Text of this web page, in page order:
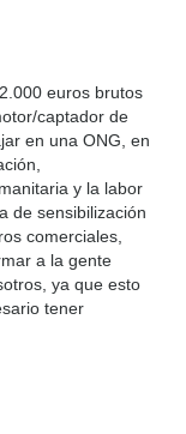
euros brutos
captador de
en una ONG, en
y la labor
de sensibilización
comerciales,
a la gente
ya que esto
tener